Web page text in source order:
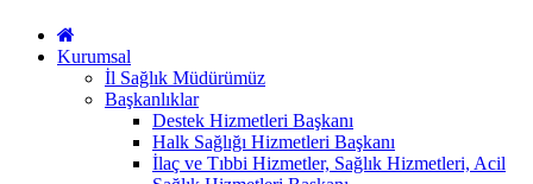
Kurumsal
İl Sağlık Müdürümüz
Başkanlıklar
Destek Hizmetleri Başkanı
Halk Sağlığı Hizmetleri Başkanı
İlaç ve Tıbbi Hizmetler, Sağlık Hizmetleri, Acil